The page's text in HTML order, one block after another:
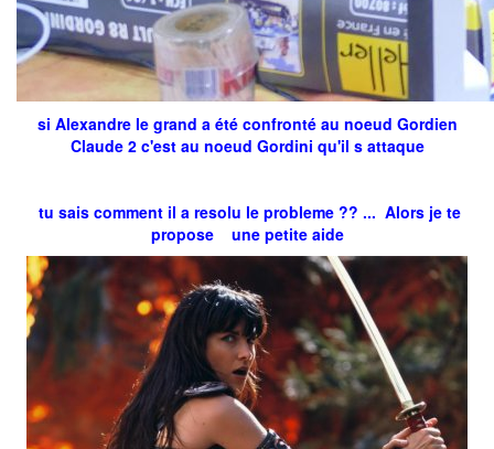
si Alexandre le grand a été confronté au noeud Gordien
Claude 2 c'est au noeud Gordini qu'il s attaque
tu sais comment il a resolu le probleme ?? ... Alors je te
propose une petite aide